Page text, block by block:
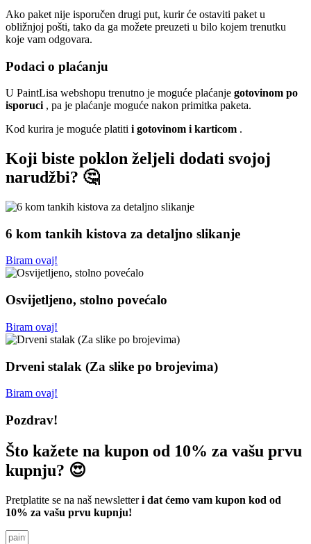
Ako paket nije isporučen drugi put, kurir će ostaviti paket u
obližnjoj pošti, tako da ga možete preuzeti u bilo kojem trenutku
koje vam odgovara.
Podaci o plaćanju
U PaintLisa webshopu trenutno je moguće plaćanje gotovinom po
isporuci , pa je plaćanje moguće nakon primitka paketa.
Kod kurira je moguće platiti i gotovinom i karticom .
Koji biste poklon željeli dodati svojoj
narudžbi? 🤔
6 kom tankih kistova za detaljno slikanje
Biram ovaj!
Osvijetljeno, stolno povećalo
Biram ovaj!
Drveni stalak (Za slike po brojevima)
Biram ovaj!
Pozdrav!
Što kažete na kupon od 10% za vašu prvu
kupnju? 😍
Pretplatite se na naš newsletteri dat ćemo vam kupon kod od
10% za vašu prvu kupnju!